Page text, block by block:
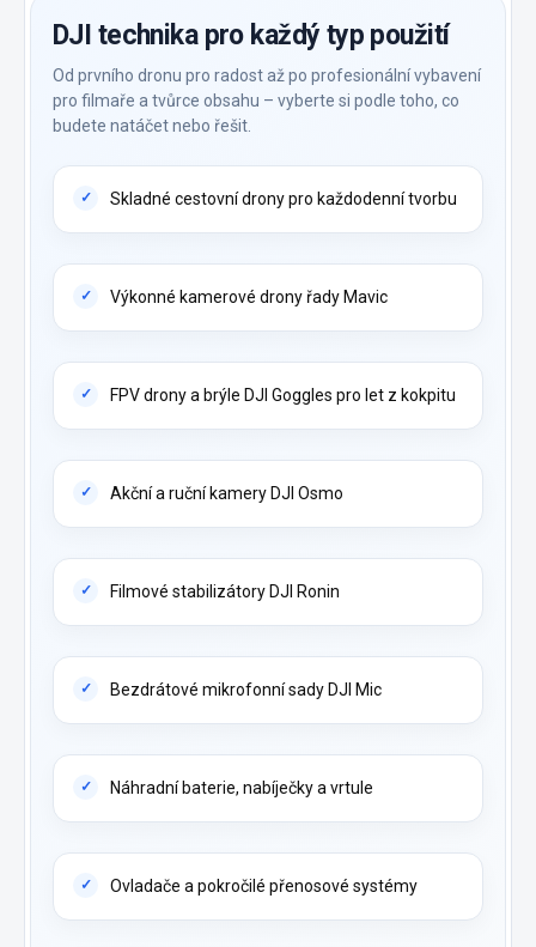
DJI technika pro každý typ použití
Od prvního dronu pro radost až po profesionální vybavení
pro filmaře a tvůrce obsahu – vyberte si podle toho, co
budete natáčet nebo řešit.
Skladné cestovní drony pro každodenní tvorbu
Výkonné kamerové drony řady Mavic
FPV drony a brýle DJI Goggles pro let z kokpitu
Akční a ruční kamery DJI Osmo
Filmové stabilizátory DJI Ronin
Bezdrátové mikrofonní sady DJI Mic
Náhradní baterie, nabíječky a vrtule
Ovladače a pokročilé přenosové systémy